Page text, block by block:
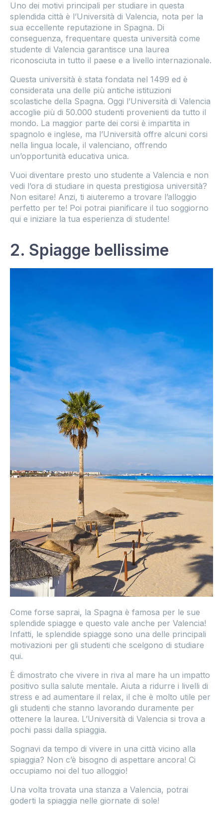
Uno dei motivi principali per studiare in questa
splendida città è l’Università di Valencia, nota per la
sua eccellente reputazione in Spagna. Di
conseguenza, frequentare questa università come
studente di Valencia garantisce una laurea
riconosciuta in tutto il paese e a livello internazionale.
Questa università è stata fondata nel 1499 ed è
considerata una delle più antiche istituzioni
scolastiche della Spagna. Oggi l’Università di Valencia
accoglie più di 50.000 studenti provenienti da tutto il
mondo. La maggior parte dei corsi è impartita in
spagnolo e inglese, ma l’Università offre alcuni corsi
nella lingua locale, il valenciano, offrendo
un’opportunità educativa unica.
Vuoi diventare presto uno studente a Valencia e non
vedi l’ora di studiare in questa prestigiosa università?
Non esitare! Anzi, ti aiuteremo a trovare l’alloggio
perfetto per te! Poi potrai pianificare il tuo soggiorno
qui e iniziare la tua esperienza di studente!
2. Spiagge bellissime
Come forse saprai, la Spagna è famosa per le sue
splendide spiagge e questo vale anche per Valencia!
Infatti, le splendide spiagge sono una delle principali
motivazioni per gli studenti che scelgono di studiare
qui.
È dimostrato che vivere in riva al mare ha un impatto
positivo sulla salute mentale. Aiuta a ridurre i livelli di
stress e ad aumentare il relax, il che è molto utile per
gli studenti che stanno lavorando duramente per
ottenere la laurea. L’Università di Valencia si trova a
pochi passi dalla spiaggia.
Sognavi da tempo di vivere in una città vicino alla
spiaggia? Non c’è bisogno di aspettare ancora! Ci
occupiamo noi del tuo alloggio!
Una volta trovata una stanza a Valencia, potrai
goderti la spiaggia nelle giornate di sole!